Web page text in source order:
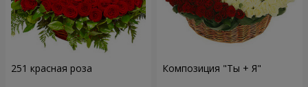
251 красная роза Композиция "Ты + Я"